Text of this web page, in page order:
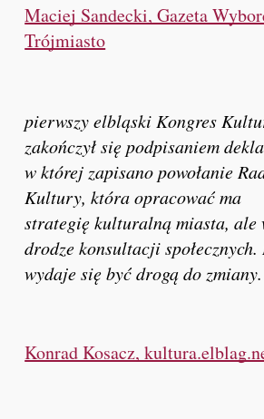
Maciej Sandecki, Gazeta
Trójmiasto
pierwszy elbląski Kongres
zakończył się podpisaniem
w której zapisano powołanie
Kultury, która opracować ma
strategię kulturalną miasta, ale
drodze konsultacji
wydaje się być drogą do zmiany.
Konrad Kosacz,